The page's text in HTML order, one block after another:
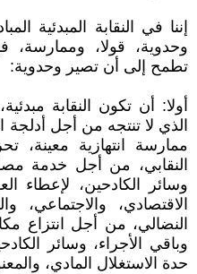
إننا في النقابة المبدئية
وحدوية، قولا، وممارسة،
تطمح إلى أن تصير وحدوية:
أولا: أن تكون النقابة
الذي لا تنتجه من أجل
ممارسة انتهازية
النقابي، من أجل خدمة
وسائر الكادحين، لإعطاء
الاقتصادي، والاجتماعي،
النضالي، من أجل انتزاع
وباقي الأجراء، وسائر
حدة الاستغلال المادي،